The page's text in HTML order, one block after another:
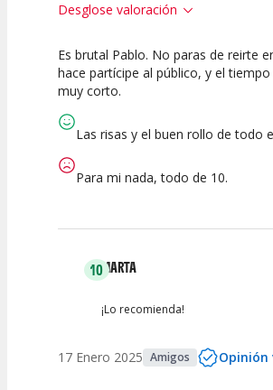
Desglose valoración
10
Calidad del
10 10
Es brutal Pablo. No paras de reirte
hace partícipe al público, y el
muy corto.
Las risas y el buen rollo de todo
Para mi nada, todo de 10.
10MARTA
¡Lo recomienda!
17 Enero 2025 Amigos Opinión